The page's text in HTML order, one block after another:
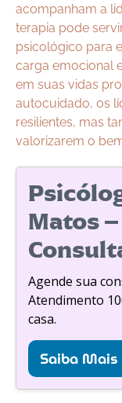
acompanham a
terapia pode
psicológico para
carga emocional
em suas vidas
autocuidado, os
resilientes, mas
valorizarem o
Matos
Agende sua
Atendimento
casa.
Saiba Mais